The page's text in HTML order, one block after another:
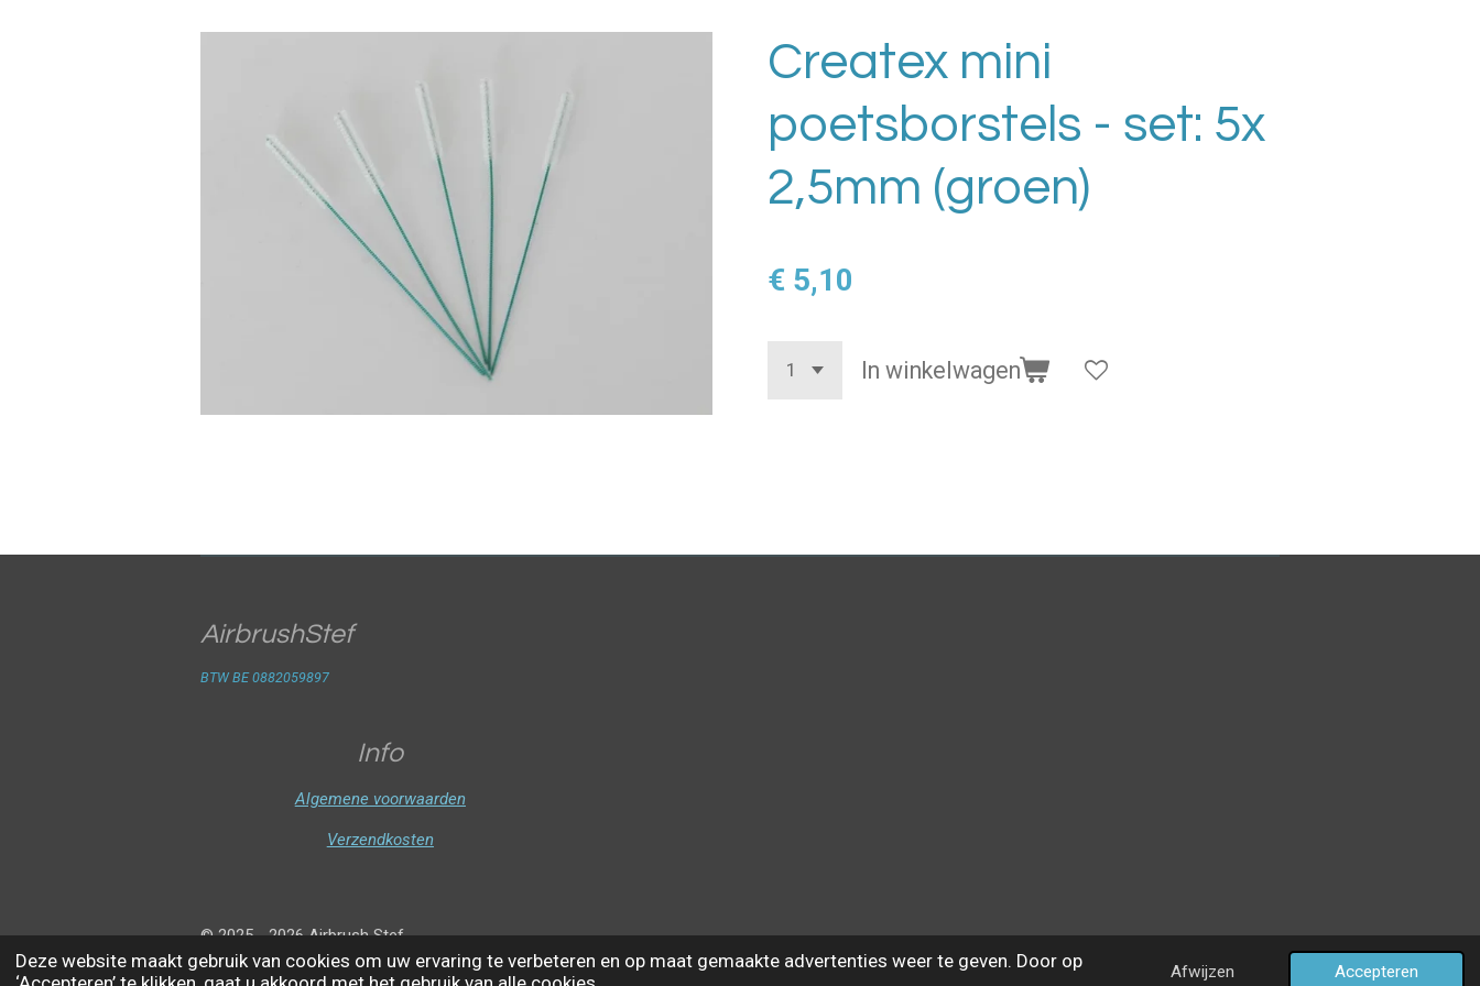
Deze website maakt gebruik van cookies om uw ervaring te verbeteren en op maat gemaakte advertenties weer te geven. Door op
Afwijzen Accepteren
Createx mini
poetsborstels - set: 5x
2,5mm (groen)
€ 5,10
In winkelwagen
AirbrushStef
BTW BE 0882059897
Info
Algemene voorwaarden
Verzendkosten
© 2025 - 2026 Airbrush Stef